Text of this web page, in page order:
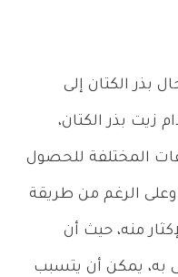
بذر الكتان إلى
بذر الكتان،
المختلفة للحصول
وعلى الرغم من طريقة
منه، حيث أن
به، يمكن أن يتسبب